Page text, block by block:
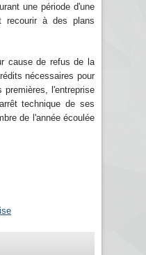
une période d'une
recourir à des plans
cause de refus de la
nécessaires pour
premières, l'entreprise
technique de ses
de l'année écoulée